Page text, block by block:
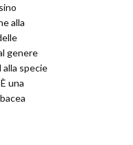
alla
genere
alla specie
una